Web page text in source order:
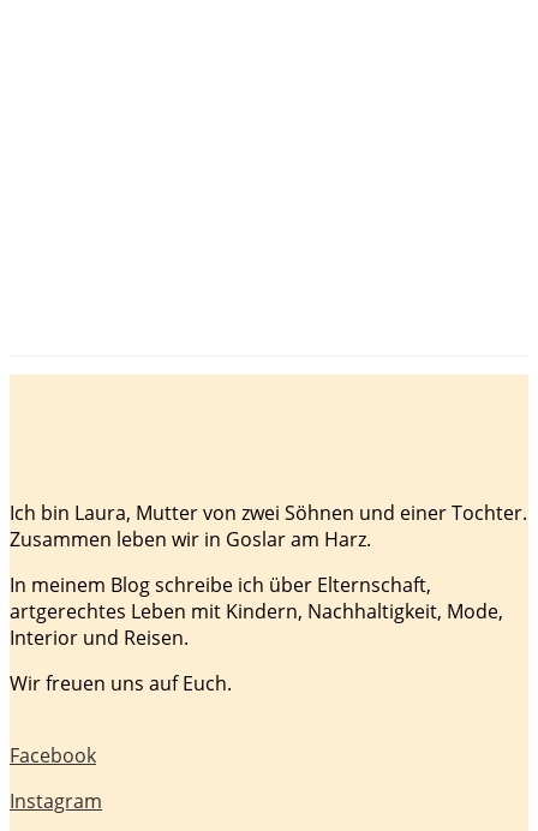
Ich bin Laura, Mutter von zwei Söhnen und einer Tochter.
Zusammen leben wir in Goslar am Harz.
In meinem Blog schreibe ich über Elternschaft,
artgerechtes Leben mit Kindern, Nachhaltigkeit, Mode,
Interior und Reisen.
Wir freuen uns auf Euch.
Facebook
Instagram